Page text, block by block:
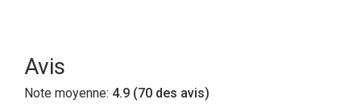
Avis
Note moyenne: 4.9 (70 des avis)